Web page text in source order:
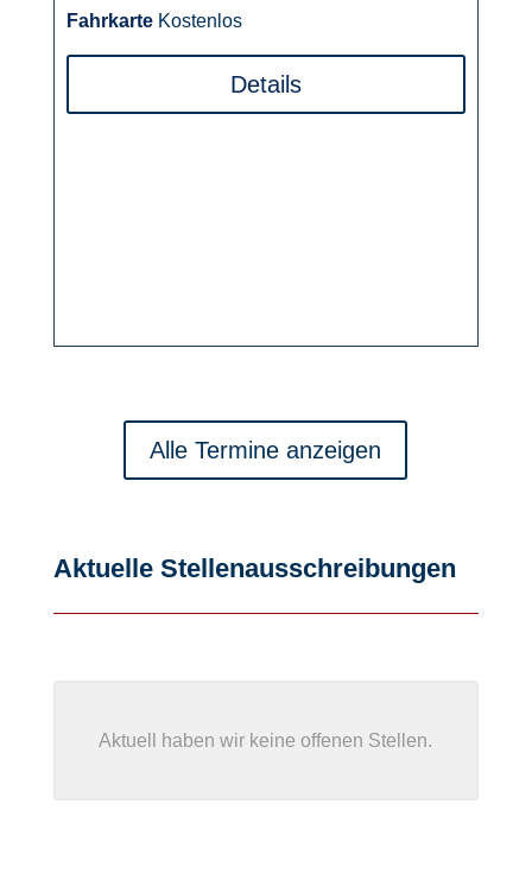
Fahrkarte Kostenlos
Details
Alle Termine anzeigen
Aktuelle Stellenausschreibungen
Aktuell haben wir keine offenen Stellen.